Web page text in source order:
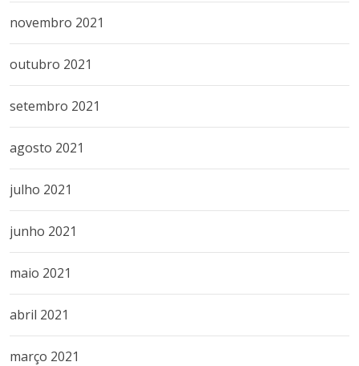
novembro 2021
outubro 2021
setembro 2021
agosto 2021
julho 2021
junho 2021
maio 2021
abril 2021
março 2021